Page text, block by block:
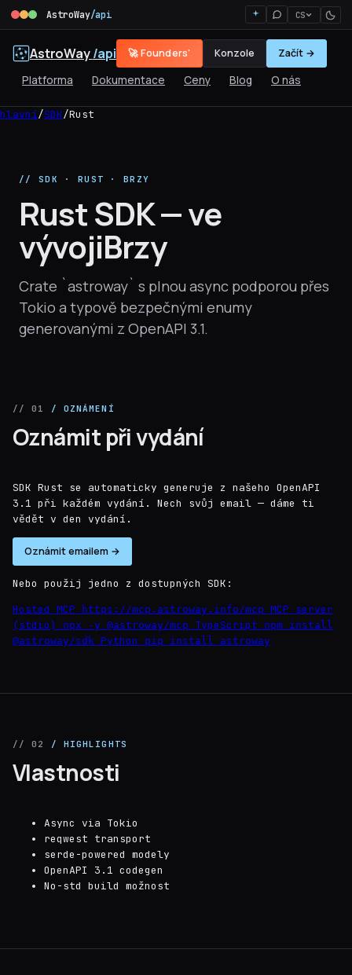
AstroWay/api CS
AstroWay/api
Platforma Dokumentace Ceny Blog O nás
🚀 Founders' Konzole Začít →
hlavní/SDK/Rust
// SDK · RUST · BRZY
Rust SDK — ve
vývojiBrzy
Crate `astroway` s plnou async podporou přes
Tokio a typově bezpečnými enumy
generovanými z OpenAPI 3.1.
// 01 / OZNÁMENÍ
Oznámit při vydání
SDK Rust se automaticky generuje z našeho OpenAPI
3.1 při každém vydání. Nech svůj email — dáme ti
vědět v den vydání.
Oznámit emailem →
Nebo použij jedno z dostupných SDK:
Hosted MCP
https://mcp.astroway.info/mcp MCP server
(stdio)
npx -y @astroway/mcp TypeScript
npm install
@astroway/sdk Python pip install astroway
// 02 / HIGHLIGHTS
Vlastnosti
Async via Tokio
reqwest transport
serde-powered modely
OpenAPI 3.1 codegen
No-std build možnost